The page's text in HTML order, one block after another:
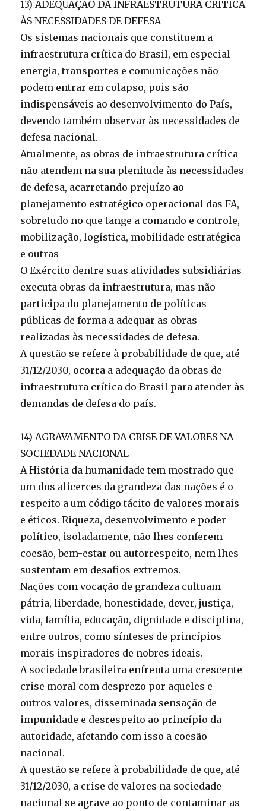
13) ADEQUAÇÃO DA INFRAESTRUTURA CRÍTICA
ÀS NECESSIDADES DE DEFESA
Os sistemas nacionais que constituem a
infraestrutura crítica do Brasil, em especial
energia, transportes e comunicações não
podem entrar em colapso, pois são
indispensáveis ao desenvolvimento do País,
devendo também observar às necessidades de
defesa nacional.
Atualmente, as obras de infraestrutura crítica
não atendem na sua plenitude às necessidades
de defesa, acarretando prejuízo ao
planejamento estratégico operacional das FA,
sobretudo no que tange a comando e controle,
mobilização, logística, mobilidade estratégica
e outras
O Exército dentre suas atividades subsidiárias
executa obras da infraestrutura, mas não
participa do planejamento de políticas
públicas de forma a adequar as obras
realizadas às necessidades de defesa.
A questão se refere à probabilidade de que, até
31/12/2030, ocorra a adequação da obras de
infraestrutura crítica do Brasil para atender às
demandas de defesa do país.
14) AGRAVAMENTO DA CRISE DE VALORES NA
SOCIEDADE NACIONAL
A História da humanidade tem mostrado que
um dos alicerces da grandeza das nações é o
respeito a um código tácito de valores morais
e éticos. Riqueza, desenvolvimento e poder
político, isoladamente, não lhes conferem
coesão, bem-estar ou autorrespeito, nem lhes
sustentam em desafios extremos.
Nações com vocação de grandeza cultuam
pátria, liberdade, honestidade, dever, justiça,
vida, família, educação, dignidade e disciplina,
entre outros, como sínteses de princípios
morais inspiradores de nobres ideais.
A sociedade brasileira enfrenta uma crescente
crise moral com desprezo por aqueles e
outros valores, disseminada sensação de
impunidade e desrespeito ao princípio da
autoridade, afetando com isso a coesão
nacional.
A questão se refere à probabilidade de que, até
31/12/2030, a crise de valores na sociedade
nacional se agrave ao ponto de contaminar as